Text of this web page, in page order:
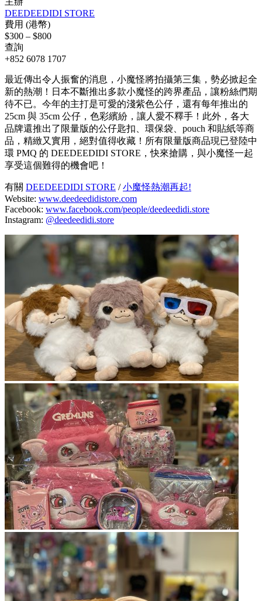
DEEDEEDIDI STORE
費用 (港幣)
$300 – $800
查詢
+852 6078 1707
最近傳出令人振奮的消息，小魔怪將拍攝第三集，勢必掀起全
新的熱潮！日本不斷推出多款小魔怪的跨界產品，讓粉絲們期
待不已。今年的主打是可愛的淺紫色公仔，還有每年推出的
25cm 與 35cm 公仔，色彩繽紛，讓人愛不釋手！此外，各大
品牌還推出了限量版的公仔匙扣、環保袋、pouch 和貼紙等商
品，精緻又實用，絕對值得收藏！所有限量版商品現已登陸中
環 PMQ 的 DEEDEEDIDI STORE，快來搶購，與小魔怪一起
享受這個難得的機會吧！
有關 DEEDEEDIDI STORE /小魔怪熱潮再起!
Website: www.deedeedidistore.com
Facebook: www.facebook.com/people/deedeedidi.store
Instagram: @deedeedidi.store